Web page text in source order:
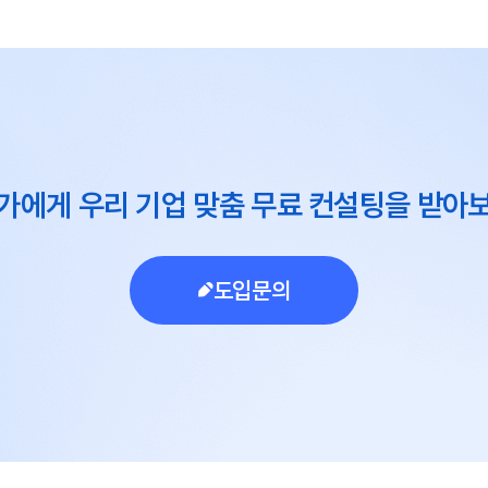
에게 우리 기업 맞춤 무료 컨설팅을 받아
도입문의